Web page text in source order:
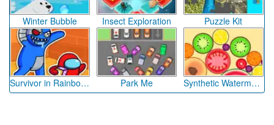
Winter Bubble Insect Exploration Puzzle Kit
Survivor in Rainbow Monster Park Me Synthetic Watermelon